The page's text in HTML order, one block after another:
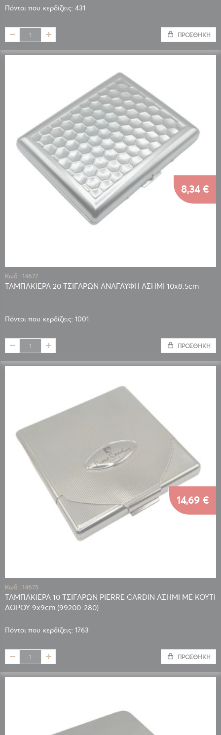
Πόντοι που κερδίζεις: 431
ΠΡΟΣΘΉΚΗ
Κωδ.: 14677
ΤΑΜΠΑΚΙΕΡΑ 20 ΤΣΙΓΑΡΩΝ ΑΝΑΓΛΥΦΗ ΑΣΗΜΙ 10x8.5cm
Πόντοι που κερδίζεις: 1001
8,34 €
ΠΡΟΣΘΉΚΗ
Κωδ.: 14675
ΤΑΜΠΑΚΙΕΡΑ 10 ΤΣΙΓΑΡΩΝ PIERRE CARDIN ΑΣΗΜΙ ΜΕ ΚΟΥΤΙ
ΔΩΡΟΥ 9x9cm (99200-280)
Πόντοι που κερδίζεις: 1763
14,69 €
ΠΡΟΣΘΉΚΗ